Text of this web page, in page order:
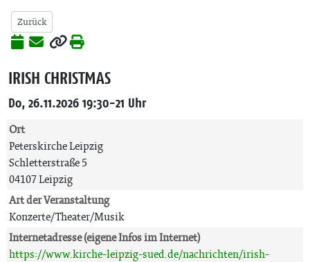
Zurück
IRISH CHRISTMAS
Do, 26.11.2026 19:30-21 Uhr
Ort
Peterskirche Leipzig
Schletterstraße 5
04107 Leipzig
Art der Veranstaltung
Konzerte/Theater/Musik
Internetadresse (eigene Infos im Internet)
https://www.kirche-leipzig-sued.de/nachrichten/irish-